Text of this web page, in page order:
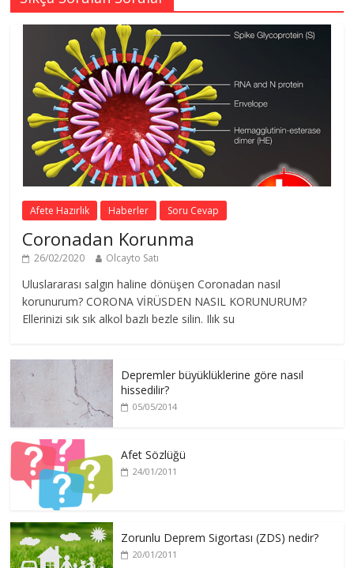
Afete Hazırlık Haberler Soru Cevap
Coronadan Korunma
26/02/2020 Olcayto Satı
Uluslararası salgın haline dönüşen Coronadan nasıl
korunurum? CORONA VİRÜSDEN NASIL KORUNURUM?
Ellerinizi sık sık alkol bazlı bezle silin. Ilık su
Depremler büyüklüklerine göre nasıl
hissedilir?
05/05/2014
Afet Sözlüğü
24/01/2011
Zorunlu Deprem Sigortası (ZDS) nedir?
20/01/2011